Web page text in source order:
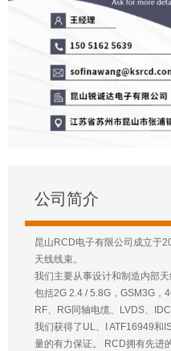
公司简介
昆山RCD电子有限公司成立于
天线线束。
我们主要从事设计和制造内部
包括2G 2.4 / 5.8G，GSM3G，
RF、RG同轴电缆、LVDS、
我们获得了UL、I ATF16949和
量的有力保证。 RCD拥有先进